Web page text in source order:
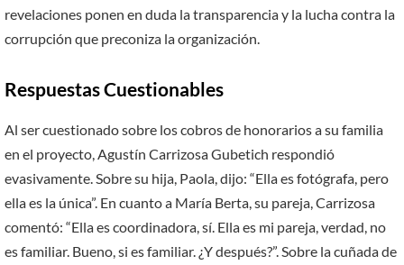
revelaciones ponen en duda la transparencia y la lucha contra la
corrupción que preconiza la organización.
Respuestas Cuestionables
Al ser cuestionado sobre los cobros de honorarios a su familia
en el proyecto, Agustín Carrizosa Gubetich respondió
evasivamente. Sobre su hija, Paola, dijo: “Ella es fotógrafa, pero
ella es la única”. En cuanto a María Berta, su pareja, Carrizosa
comentó: “Ella es coordinadora, sí. Ella es mi pareja, verdad, no
es familiar. Bueno, si es familiar. ¿Y después?”. Sobre la cuñada de